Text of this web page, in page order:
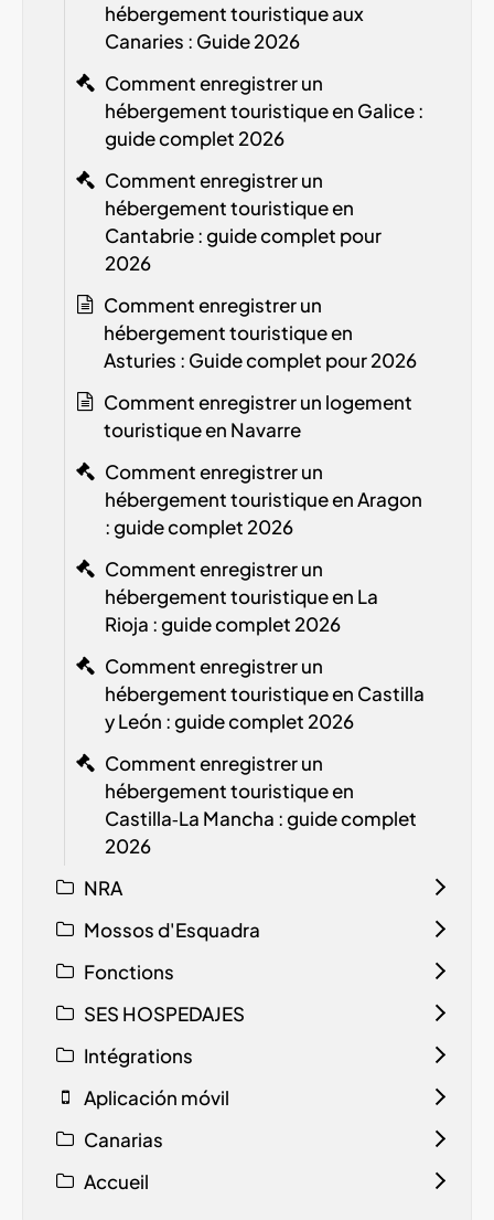
hébergement touristique aux
Canaries : Guide 2026
Comment enregistrer un
hébergement touristique en Galice :
guide complet 2026
Comment enregistrer un
hébergement touristique en
Cantabrie : guide complet pour
2026
Comment enregistrer un
hébergement touristique en
Asturies : Guide complet pour 2026
Comment enregistrer un logement
touristique en Navarre
Comment enregistrer un
hébergement touristique en Aragon
: guide complet 2026
Comment enregistrer un
hébergement touristique en La
Rioja : guide complet 2026
Comment enregistrer un
hébergement touristique en Castilla
y León : guide complet 2026
Comment enregistrer un
hébergement touristique en
Castilla‑La Mancha : guide complet
2026
NRA
Mossos d'Esquadra
Fonctions
SES HOSPEDAJES
Intégrations
Aplicación móvil
Canarias
Accueil